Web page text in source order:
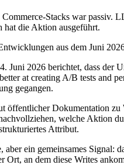
Stacks war passiv.
hat die Aktion ausgeführt.
aus dem Juni
Juni 2026 berichtet, dass der
at creating A/B tests and
gegangen.
öffentlicher Dokumentation
welche Aktion
Attribut.
aber ein gemeinsames
Ort, an dem diese Writes